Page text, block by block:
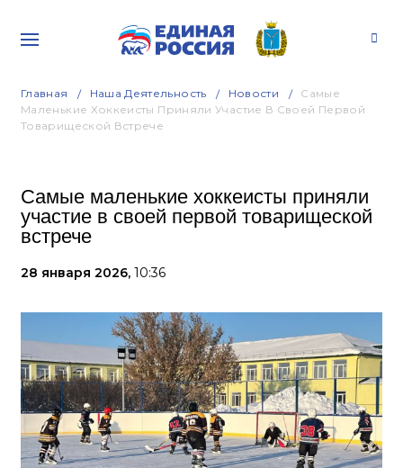
Главная Наша Деятельность Новости
Самые
Маленькие Хоккеисты Приняли Участие В Своей Первой
Товарищеской Встрече
Самые маленькие хоккеисты приняли
участие в своей первой товарищеской
встрече
28 января 2026, 10:36